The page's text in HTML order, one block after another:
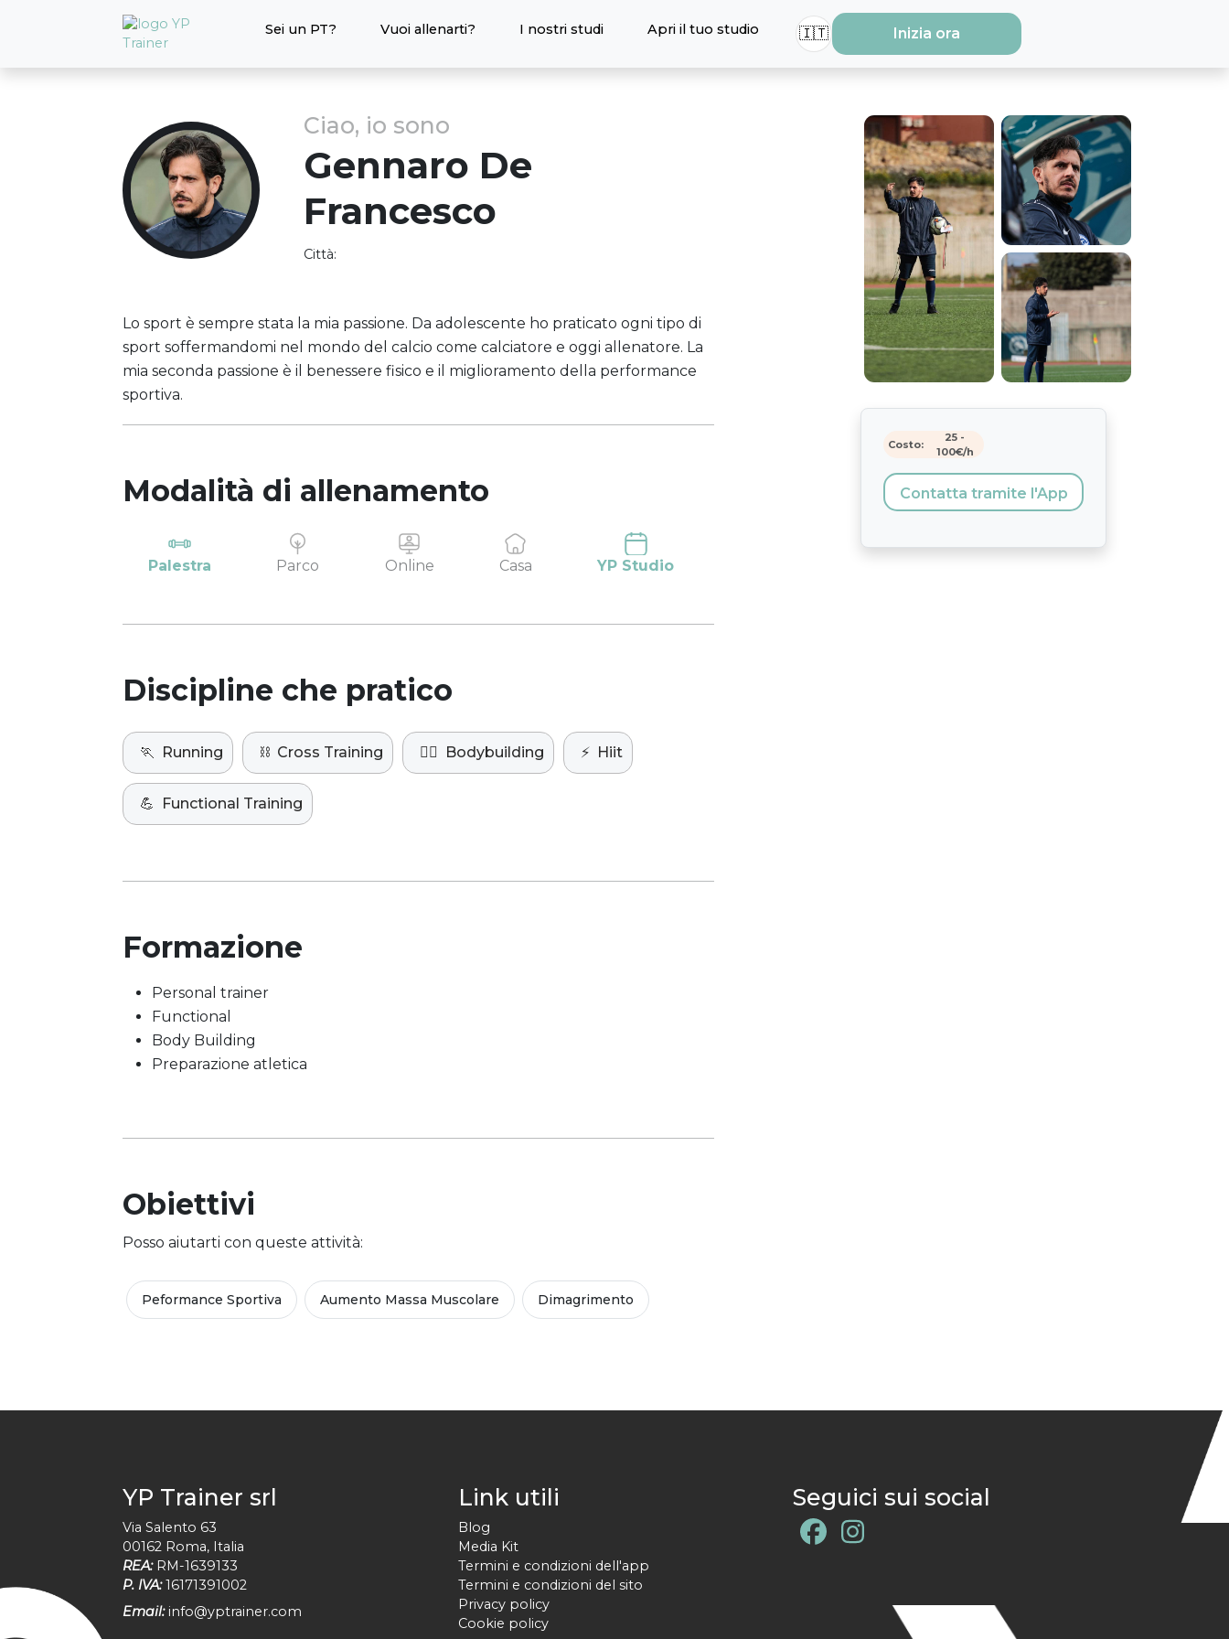
Sei un PT? Vuoi allenarti? I nostri studi Apri il tuo studio 🇮🇹 Inizia ora
Ciao, io sono
Gennaro De
Francesco
Città:
Lo sport è sempre stata la mia passione. Da adolescente ho praticato ogni tipo di
sport soffermandomi nel mondo del calcio come calciatore e oggi allenatore. La
mia seconda passione è il benessere fisico e il miglioramento della performance
sportiva.
Modalità di allenamento
Palestra Parco Online Casa YP Studio
Discipline che pratico
🏃 Running ⛓️ Cross Training 🏋️‍♀️ Bodybuilding ⚡️ Hiit
💪 Functional Training
Formazione
Personal trainer
Functional
Body Building
Preparazione atletica
Obiettivi
Posso aiutarti con queste attività:
Peformance Sportiva Aumento Massa Muscolare Dimagrimento
Costo:
25 -
100€/h
Contatta tramite l'App
YP Trainer srl
Via Salento 63
00162 Roma, Italia
REA: RM-1639133
P. IVA: 16171391002
Email: info@yptrainer.com
Link utili
Blog
Media Kit
Termini e condizioni dell'app
Termini e condizioni del sito
Privacy policy
Cookie policy
Seguici sui social